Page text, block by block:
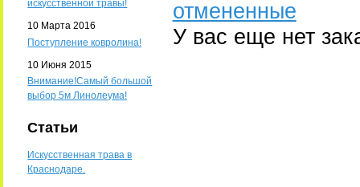
искусственной травы!
10 Марта 2016
Поступление ковролина!
10 Июня 2015
Внимание!Самый большой
выбор 5м Линолеума!
Статьи
Искусственная трава в
Краснодаре.
отмененные
У вас еще нет